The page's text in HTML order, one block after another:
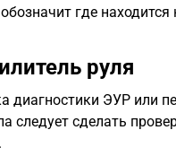
где находится
руля
диагностики ЭУР или
следует сделать